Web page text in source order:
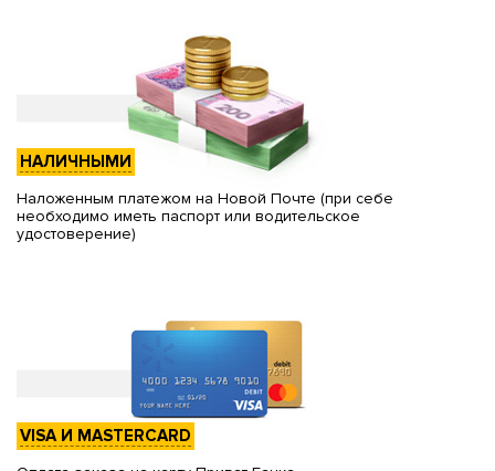
НАЛИЧНЫМИ
Наложенным платежом на Новой Почте (при себе
необходимо иметь паспорт или водительское
удостоверение)
VISA И MASTERCARD